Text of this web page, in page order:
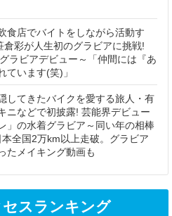
食店でバイトをしながら活動す
倉彩が人生初のグラビアに挑戦!
ラビアデビュー～「仲間には『あ
ています(笑)」
してきたバイクを愛する旅人・有
ニなどで初披露! 芸能界デビュー
」の水着グラビア～同い年の相棒
本全国2万km以上走破。グラビア
たメイキング動画も
スランキング